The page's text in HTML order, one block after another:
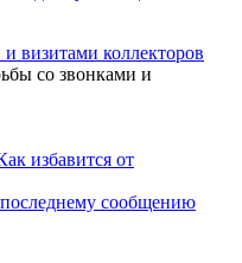
визитами коллекторов
со звонками и
избавится от
сообщению